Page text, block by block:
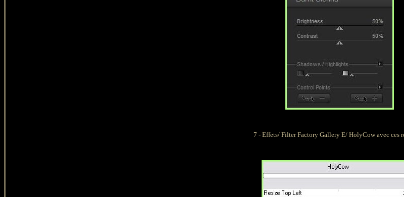
7 - Effets/ Filter Factory Gallery E/ HolyCow avec ces